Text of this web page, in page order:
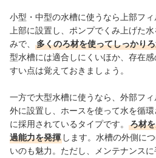
小型・中型の水槽に使うなら上部フ
上部に設置し、ポンプでくみ上げた
みで、
多くのろ材を使ってしっかり
型水槽には適合しにくいほか、存在
すい点は覚えておきましょう。
一方で大型水槽に使うなら、外部フ
外に設置し、ホースを使って水を循
に採用されているタイプです。
ろ材
過能力を発揮 します。水槽の外側に
いのも魅力。ただし、メンテナンス